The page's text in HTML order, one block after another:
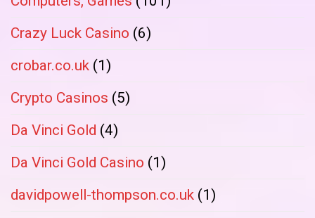
Crazy Luck Casino (6)
crobar.co.uk (1)
Crypto Casinos (5)
Da Vinci Gold (4)
Da Vinci Gold Casino (1)
davidpowell-thompson.co.uk (1)